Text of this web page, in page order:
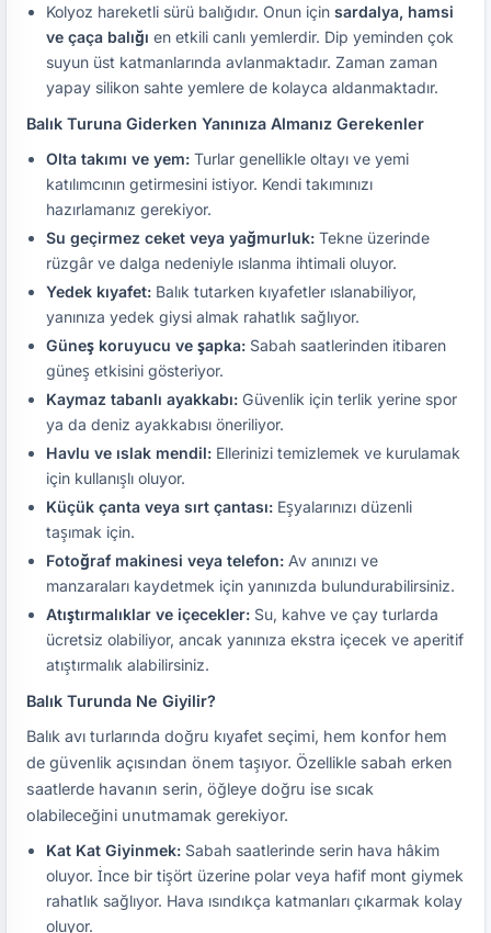
Kolyoz hareketli sürü balığıdır. Onun için sardalya, hamsi
ve çaça balığı en etkili canlı yemlerdir. Dip yeminden çok
suyun üst katmanlarında avlanmaktadır. Zaman zaman
yapay silikon sahte yemlere de kolayca aldanmaktadır.
Balık Turuna Giderken Yanınıza Almanız Gerekenler
Olta takımı ve yem: Turlar genellikle oltayı ve yemi
katılımcının getirmesini istiyor. Kendi takımınızı
hazırlamanız gerekiyor.
Su geçirmez ceket veya yağmurluk: Tekne üzerinde
rüzgâr ve dalga nedeniyle ıslanma ihtimali oluyor.
Yedek kıyafet: Balık tutarken kıyafetler ıslanabiliyor,
yanınıza yedek giysi almak rahatlık sağlıyor.
Güneş koruyucu ve şapka: Sabah saatlerinden itibaren
güneş etkisini gösteriyor.
Kaymaz tabanlı ayakkabı: Güvenlik için terlik yerine spor
ya da deniz ayakkabısı öneriliyor.
Havlu ve ıslak mendil: Ellerinizi temizlemek ve kurulamak
için kullanışlı oluyor.
Küçük çanta veya sırt çantası: Eşyalarınızı düzenli
taşımak için.
Fotoğraf makinesi veya telefon: Av anınızı ve
manzaraları kaydetmek için yanınızda bulundurabilirsiniz.
Atıştırmalıklar ve içecekler: Su, kahve ve çay turlarda
ücretsiz olabiliyor, ancak yanınıza ekstra içecek ve aperitif
atıştırmalık alabilirsiniz.
Balık Turunda Ne Giyilir?
Balık avı turlarında doğru kıyafet seçimi, hem konfor hem
de güvenlik açısından önem taşıyor. Özellikle sabah erken
saatlerde havanın serin, öğleye doğru ise sıcak
olabileceğini unutmamak gerekiyor.
Kat Kat Giyinmek: Sabah saatlerinde serin hava hâkim
oluyor. İnce bir tişört üzerine polar veya hafif mont giymek
rahatlık sağlıyor. Hava ısındıkça katmanları çıkarmak kolay
oluyor.